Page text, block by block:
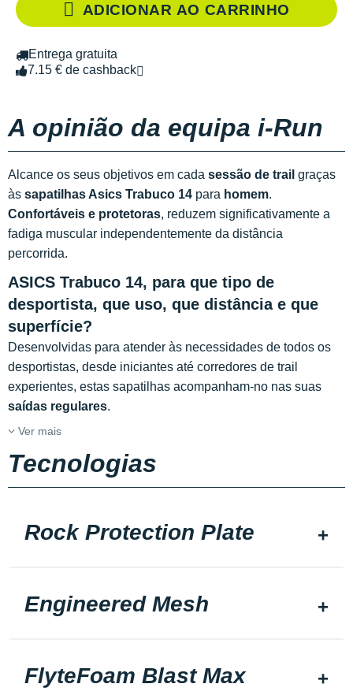
ADICIONAR AO CARRINHO
Entrega gratuita
7.15 € de cashback
A opinião da equipa i-Run
Alcance os seus objetivos em cada sessão de trail graças
às sapatilhas Asics Trabuco 14 para homem.
Confortáveis e protetoras, reduzem significativamente a
fadiga muscular independentemente da distância
percorrida.
ASICS Trabuco 14, para que tipo de
desportista, que uso, que distância e que
superfície?
Desenvolvidas para atender às necessidades de todos os
desportistas, desde iniciantes até corredores de trail
experientes, estas sapatilhas acompanham-no nas suas
saídas regulares.
Ver mais
Tecnologias
Rock Protection Plate
Engineered Mesh
FlyteFoam Blast Max